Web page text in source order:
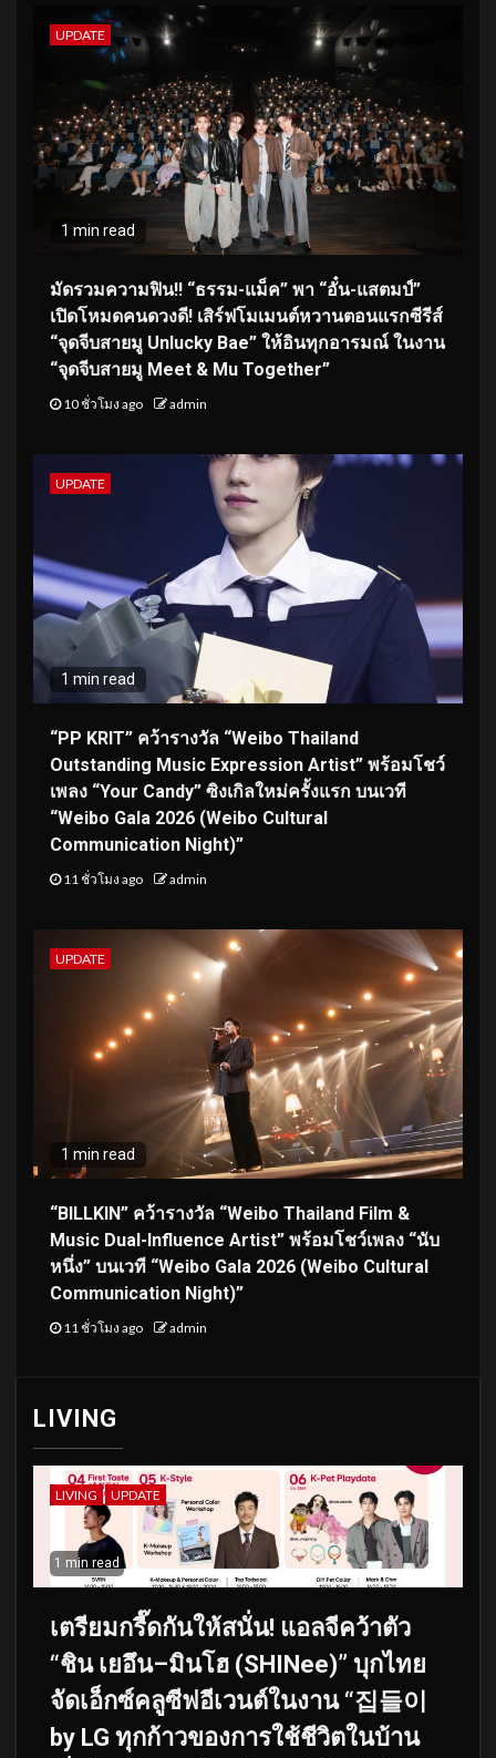
UPDATE
1 min read
มัดรวมความฟิน!! “ธรรม-แม็ค” พา “อั๋น-แสตมป์”
เปิดโหมดคนดวงดี! เสิร์ฟโมเมนต์หวานตอนแรกซีรีส์
“จุดจีบสายมู Unlucky Bae” ให้อินทุกอารมณ์ ในงาน
“จุดจีบสายมู Meet & Mu Together”
10 ชั่วโมง ago admin
UPDATE
1 min read
“PP KRIT” คว้ารางวัล “Weibo Thailand
Outstanding Music Expression Artist” พร้อมโชว์
เพลง “Your Candy” ซิงเกิลใหม่ครั้งแรก บนเวที
“Weibo Gala 2026 (Weibo Cultural
Communication Night)”
11 ชั่วโมง ago admin
UPDATE
1 min read
“BILLKIN” คว้ารางวัล “Weibo Thailand Film &
Music Dual-Influence Artist” พร้อมโชว์เพลง “นับ
หนึ่ง” บนเวที “Weibo Gala 2026 (Weibo Cultural
Communication Night)”
11 ชั่วโมง ago admin
LIVING
LIVING UPDATE
1 min read
เตรียมกรี๊ดกันให้สนั่น! แอลจีคว้าตัว
“ชิน เยอึน–มินโฮ (SHINee)” บุกไทย
จัดเอ็กซ์คลูซีฟอีเวนต์ในงาน “집들이
by LG ทุกก้าวของการใช้ชีวิตในบ้าน